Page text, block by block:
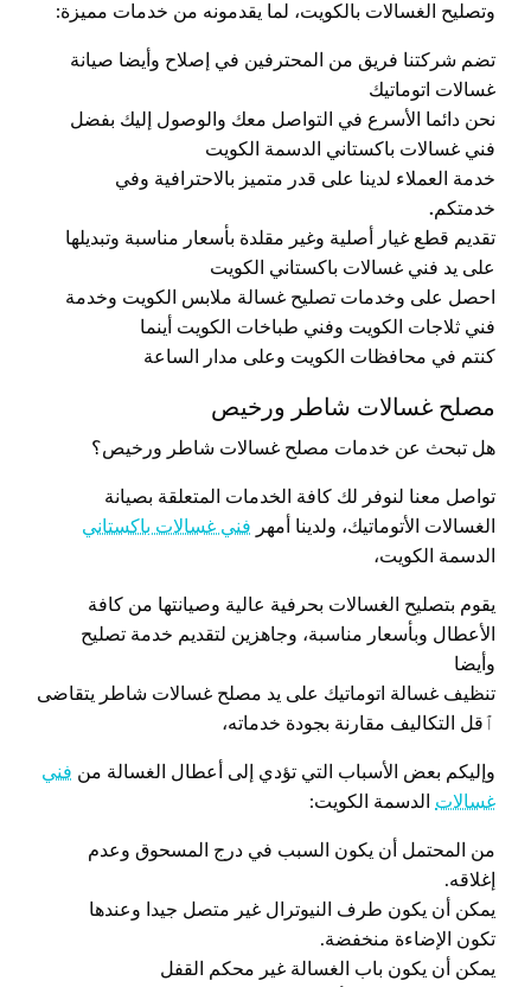
وتصليح الغسالات بالكويت، لما يقدمونه من خدمات مميزة:
تضم شركتنا فريق من المحترفين في إصلاح وأيضا صيانة
غسالات اتوماتيك
نحن دائما الأسرع في التواصل معك والوصول إليك بفضل
فني غسالات باكستاني الدسمة الكويت
خدمة العملاء لدينا على قدر متميز بالاحترافية وفي
خدمتكم.
تقديم قطع غيار أصلية وغير مقلدة بأسعار مناسبة وتبديلها
على يد فني غسالات باكستاني الكويت
احصل على وخدمات تصليح غسالة ملابس الكويت وخدمة
فني ثلاجات الكويت وفني طباخات الكويت أينما
كنتم في محافظات الكويت وعلى مدار الساعة
مصلح غسالات شاطر ورخيص
هل تبحث عن خدمات مصلح غسالات شاطر ورخيص؟
تواصل معنا لنوفر لك كافة الخدمات المتعلقة بصيانة
الغسالات الأتوماتيك، ولدينا أمهر فني غسالات باكستاني
الدسمة الكويت،
يقوم بتصليح الغسالات بحرفية عالية وصيانتها من كافة
الأعطال وبأسعار مناسبة، وجاهزين لتقديم خدمة تصليح
وأيضا
تنظيف غسالة اتوماتيك على يد مصلح غسالات شاطر يتقاضى
ٱقل التكاليف مقارنة بجودة خدماته،
وإليكم بعض الأسباب التي تؤدي إلى أعطال الغسالة من فني
غسالات الدسمة الكويت:
من المحتمل أن يكون السبب في درج المسحوق وعدم
إغلاقه.
يمكن أن يكون طرف النيوترال غير متصل جيدا وعندها
تكون الإضاءة منخفضة.
يمكن أن يكون باب الغسالة غير محكم القفل